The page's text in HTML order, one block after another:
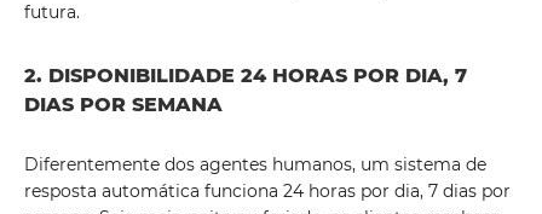
futura.
2. DISPONIBILIDADE 24 HORAS POR DIA, 7
DIAS POR SEMANA
Diferentemente dos agentes humanos, um sistema de
resposta automática funciona 24 horas por dia, 7 dias por